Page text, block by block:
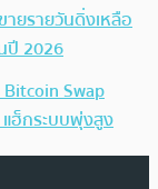
ยรายวันดิ่งเหลือ
ปี 2026
Swap
แฮ็กระบบพุ่งสูง